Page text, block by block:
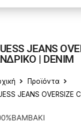
JEANS
| DENIM
Προϊόντα
JEANS